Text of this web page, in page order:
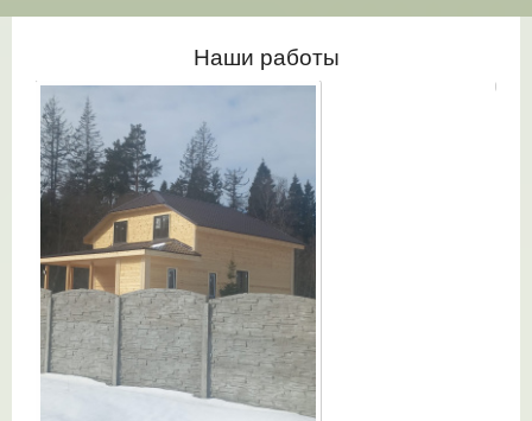
Наши работы